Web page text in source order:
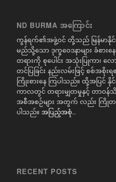
ND BURMA အကြောင်း
ကွန်ရက်၏အဖွဲ့ဝင် တို့သည် မြန်မာနိုင်
မည်သို့သော ဒုက္ခဝေဒနာများ ခံစား
တရားကို စုပေါင်း အသုံးပြုကာ၊
တင်ပြခြင်း နည်းလမ်းဖြင့် စစ်အစိုး
ကြိုးစားနေ ကြပါသည်။ ထို့အပြင် နို
ကာလတွင် တရားမျှတမှုနှင့် တာဝန်
အစီအစဉ်များ အတွက် လည်း ကြိုတင်
ပါသည်။ အပြည့်အစုံ..
RECENT POSTS